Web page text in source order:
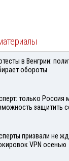
в Венгрии:
обороты
только Россия
защитить
призвали не
VPN осенью